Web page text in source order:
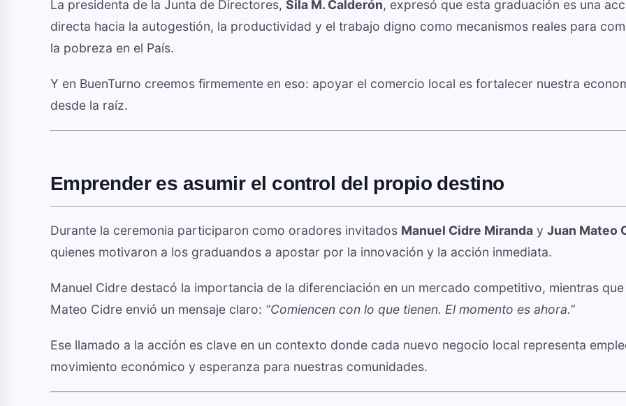
La presidenta de la Junta de Directores, Sila M. Calderón, expresó que esta graduación es una
directa hacia la autogestión, la productividad y el trabajo digno como mecanismos reales para
la pobreza en el País.
Y en BuenTurno creemos firmemente en eso: apoyar el comercio local es fortalecer nuestra
desde la raíz.
Emprender es asumir el control del propio destino
Durante la ceremonia participaron como oradores invitados Manuel Cidre Miranda y Juan Mateo
quienes motivaron a los graduandos a apostar por la innovación y la acción inmediata.
Manuel Cidre destacó la importancia de la diferenciación en un mercado competitivo, mientras
Mateo Cidre envió un mensaje claro: “Comiencen con lo que tienen. El momento es ahora.”
Ese llamado a la acción es clave en un contexto donde cada nuevo negocio local representa
movimiento económico y esperanza para nuestras comunidades.